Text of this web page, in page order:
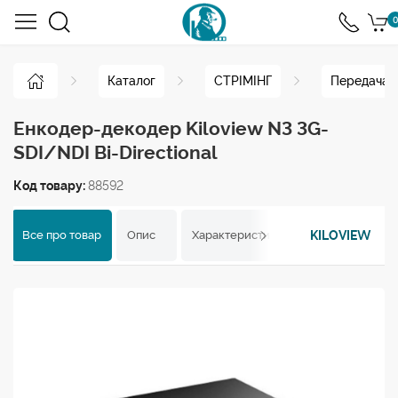
0
Каталог СТРІМІНГ Передача
Енкодер-декодер Kiloview N3 3G-
SDI/NDI Bi-Directional
Код товару:88592
Все про товар Опис Характеристики Відгуки
KILOVIEW